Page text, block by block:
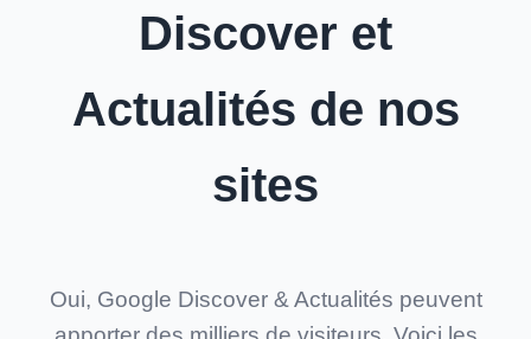
Discover et
Actualités de nos
sites
Oui, Google Discover & Actualités peuvent